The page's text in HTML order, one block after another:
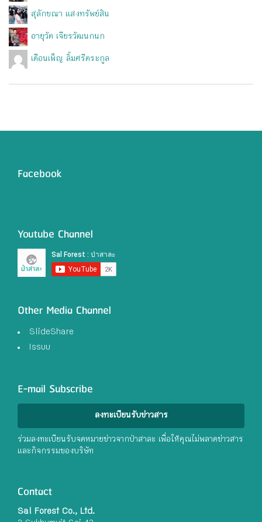
สุลักขณา แสงทรัพย์สิน
อายุวัต เจียรวัฒนกนก
เดือนเพ็ญ ลิ้มศรีตระกูล
Facebook
Youtube Channel
Other Media Channel
SlideShare
Issuu
E-mail Subscribe
ลงทะเบียนรับข่าวสาร
ร่วมลงทะเบียนรับจดหมายข่าวจากป่าสาละ เพื่อให้คุณไม่พลาดข่าวสาร
และกิจกรรมของบริษัท
Contact
Sal Forest Co., Ltd.